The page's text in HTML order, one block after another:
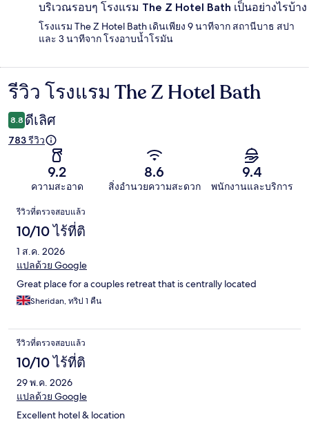
บริเวณรอบๆ โรงแรม The Z Hotel Bath เป็นอย่างไรบ้าง
โรงแรม The Z Hotel Bath เดินเพียง 9 นาทีจาก สถานีบาธ สปา
และ 3 นาทีจาก โรงอาบน้ำโรมัน
รีวิว
รีวิว โรงแรม The Z Hotel Bath
8.8 ดีเลิศ
783 รีวิว
9.2
ความสะอาด
8.6
สิ่งอำนวยความสะดวก
9.4
พนักงานและบริการ
รีวิว
รีวิวที่ตรวจสอบแล้ว
10/10 ไร้ที่ติ
1 ส.ค. 2026
แปลด้วย Google
Great place for a couples retreat that is centrally located
Sheridan, ทริป 1 คืน
รีวิวที่ตรวจสอบแล้ว
10/10 ไร้ที่ติ
29 พ.ค. 2026
แปลด้วย Google
Excellent hotel & location